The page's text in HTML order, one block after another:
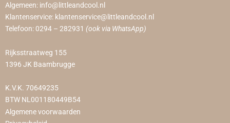
Algemeen: info@littleandcool.nl
Klantenservice: klantenservice@littleandcool.nl
Telefoon: 0294 – 282931 (ook via WhatsApp)
Rijksstraatweg 155
1396 JK Baambrugge
K.V.K. 70649235
BTW NL001180449B54
Algemene voorwaarden